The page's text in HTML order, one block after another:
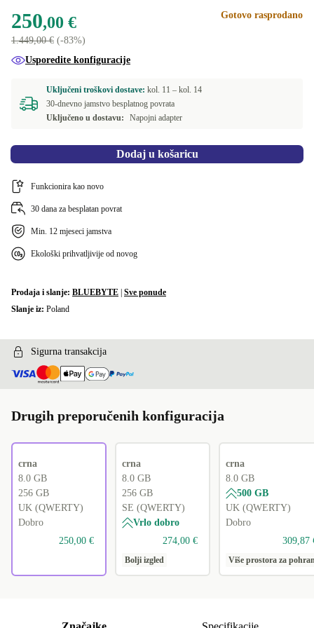
1000 GB
2000 GB
4000 GB
BE (AZERTY) +99,99 €
PT (QWERTY)
Dostupno u drugim kombinacijama
FR (AZERTY) +43,79 €
ND (QWERTY)
SE (QWERTY)
US (QWERTY)
250,00 €
1.449,00 € (-83%)
Gotovo rasprodano
Usporedite konfiguracije
Uključeni troškovi dostave: kol. 11 – kol. 14
30-dnevno jamstvo besplatnog povrata
Uključeno u dostavu:
Napojni adapter
Dodaj u košaricu
Funkcionira kao novo
30 dana za besplatan povrat
Min. 12 mjeseci jamstva
Ekološki prihvatljivije od novog
Prodaja i slanje: BLUEBYTE Sve ponude
Slanje iz: Poland
Sigurna transakcija
Drugih preporučenih konfiguracija
crna
8.0 GB
256 GB
UK (QWERTY)
Dobro
250,00 €
crna
8.0 GB
256 GB
SE (QWERTY)
Vrlo dobro
274,00 €
Bolji izgled
crna
8.0 GB
500 GB
UK (QWERTY)
Dobro
309,87
Više prostora za